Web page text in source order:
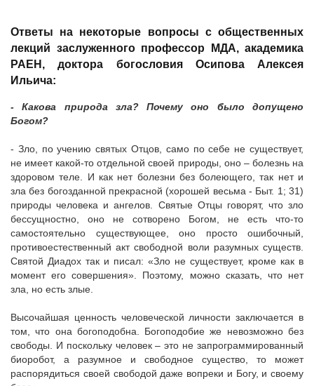
Ответы на некоторые вопросы с общественных
лекций заслуженного профессор МДА, академика
РАЕН, доктора богословия Осипова Алексея
Ильича:
- Какова природа зла? Почему оно было допущено
Богом?
- Зло, по учению святых Отцов, само по себе не существует,
не имеет какой-то отдельной своей природы, оно – болезнь на
здоровом теле. И как нет болезни без болеющего, так нет и
зла без богозданной прекрасной (хорошей весьма - Быт. 1; 31)
природы человека и ангелов. Святые Отцы говорят, что зло
бессущностно, оно не сотворено Богом, не есть что-то
самостоятельно существующее, оно просто ошибочный,
противоестественный акт свободной воли разумных существ.
Святой Диадох так и писал: «Зло не существует, кроме как в
момент его совершения». Поэтому, можно сказать, что нет
зла, но есть злые.
Высочайшая ценность человеческой личности заключается в
том, что она богоподобна. Богоподобие же невозможно без
свободы. И поскольку человек – это не запрограммированный
биоробот, а разумное и свободное существо, то может
распорядиться своей свободой даже вопреки и Богу, и своему